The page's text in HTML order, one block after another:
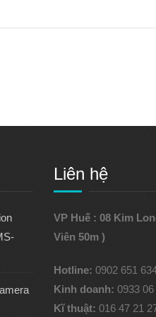
Liên hệ
VP Huế : 08 Kim
Viên 50m )
Hotline: 0902 651
Kinh doanh: 0933
Kĩ thuật: 016 47 21